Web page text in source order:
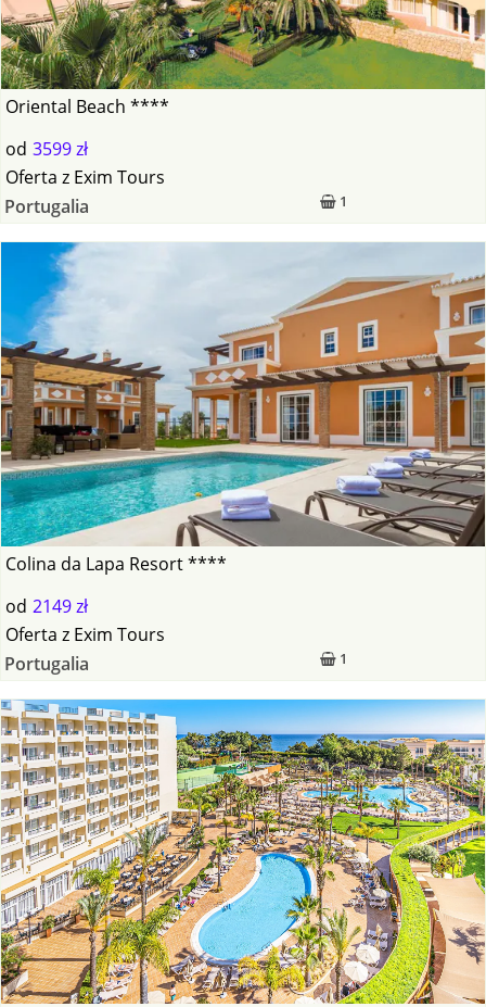
Oriental Beach ****
od 3599 zł
1
Oferta z Exim Tours
Portugalia
Colina da Lapa Resort ****
od 2149 zł
1
Oferta z Exim Tours
Portugalia